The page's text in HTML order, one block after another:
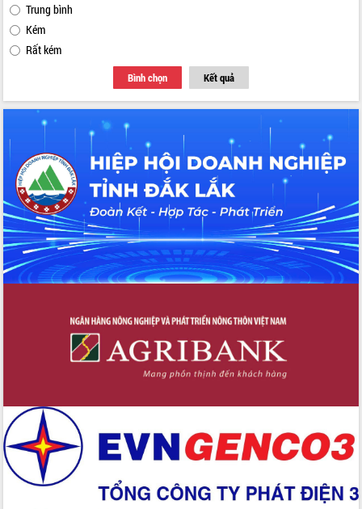
Trung bình
Kém
Rất kém
Bình chọn Kết quả